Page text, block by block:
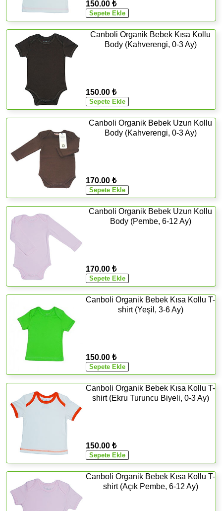
150.00 ₺
Canboli Organik Bebek Kısa Kollu
Body (Kahverengi, 0-3 Ay)
150.00 ₺
Canboli Organik Bebek Uzun Kollu
Body (Kahverengi, 0-3 Ay)
170.00 ₺
Canboli Organik Bebek Uzun Kollu
Body (Pembe, 6-12 Ay)
170.00 ₺
Canboli Organik Bebek Kısa Kollu T-
shirt (Yeşil, 3-6 Ay)
150.00 ₺
Canboli Organik Bebek Kısa Kollu T-
shirt (Ekru Turuncu Biyeli, 0-3 Ay)
150.00 ₺
Canboli Organik Bebek Kısa Kollu T-
shirt (Açık Pembe, 6-12 Ay)